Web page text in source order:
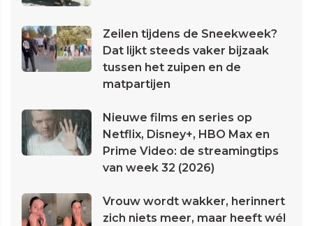
Zeilen tijdens de Sneekweek?
Dat lijkt steeds vaker bijzaak
tussen het zuipen en de
matpartijen
Nieuwe films en series op
Netflix, Disney+, HBO Max en
Prime Video: de streamingtips
van week 32 (2026)
Vrouw wordt wakker, herinnert
zich niets meer, maar heeft wél